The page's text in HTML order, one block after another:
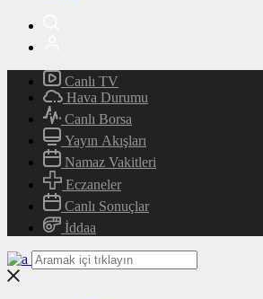
Canlı TV
Hava Durumu
Canlı Borsa
Yayın Akışları
Namaz Vakitleri
Eczaneler
Canlı Sonuçlar
İddaa